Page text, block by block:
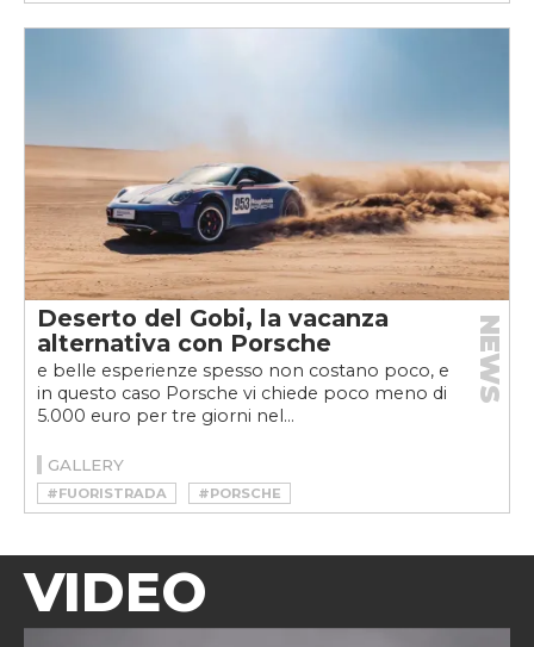
#MERCEDES-AMG CLA 45 4MATIC+
Deserto del Gobi, la vacanza
alternativa con Porsche
e belle esperienze spesso non costano poco, e
in questo caso Porsche vi chiede poco meno di
5.000 euro per tre giorni nel...
NEWS
GALLERY
#FUORISTRADA #PORSCHE
VIDEO